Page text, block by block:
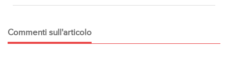
Commenti sull'articolo